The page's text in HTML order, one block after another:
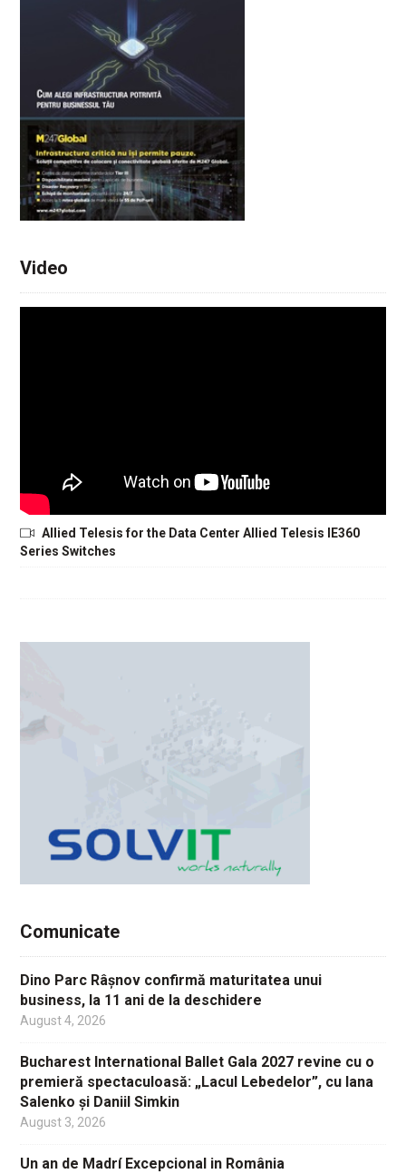
Video
Allied Telesis for the Data Center Allied Telesis IE360
Series Switches
Comunicate
Dino Parc Râșnov confirmă maturitatea unui
business, la 11 ani de la deschidere
August 4, 2026
Bucharest International Ballet Gala 2027 revine cu o
premieră spectaculoasă: „Lacul Lebedelor”, cu Iana
Salenko și Daniil Simkin
August 3, 2026
Un an de Madrí Excepcional in România